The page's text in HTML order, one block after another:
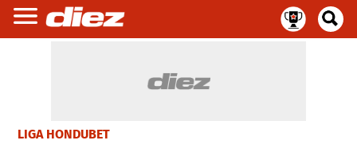
LIGA HONDUBET